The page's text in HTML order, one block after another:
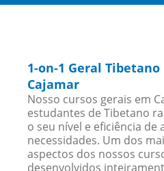
1-on-1 Geral Tibetano
Cajamar
Nosso cursos gerais em
estudantes de Tibetano
o seu nível e eficiência de
necessidades. Um dos
aspectos dos nossos
desenvolvidos